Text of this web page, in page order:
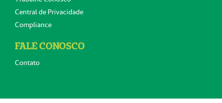
Central de Privacidade
Compliance
FALE CONOSCO
Contato